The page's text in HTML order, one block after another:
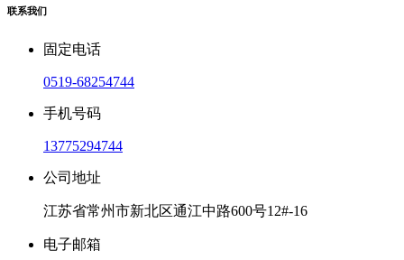
联系我们
固定电话
0519-68254744
手机号码
13775294744
公司地址
江苏省常州市新北区通江中路600号12#-16
电子邮箱